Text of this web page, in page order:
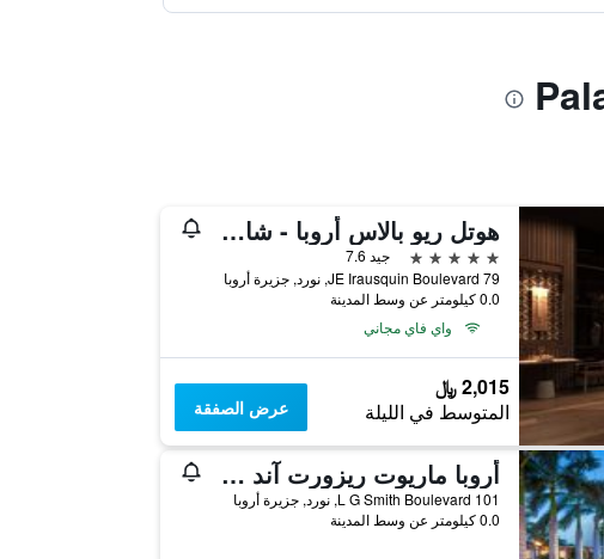
هوتل ريو بالاس أروبا - شامامل جميع الخدمات
5 نجوم
جيد 7.6
JE Irausquin Boulevard 79, نورد, جزيرة أروبا
0.0 كيلومتر عن وسط المدينة
واي فاي مجاني
2,015 ﷼
المتوسط في الليلة عرض الصفقة
أروبا ماريوت ريزورت آند ستيلاريس كازينو
L G Smith Boulevard 101, نورد, جزيرة أروبا
0.0 كيلومتر عن وسط المدينة